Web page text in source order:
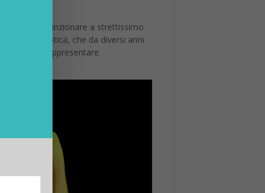
possono funzionare a strettissimo
di robotica, che da diversi anni
bensì di rappresentare